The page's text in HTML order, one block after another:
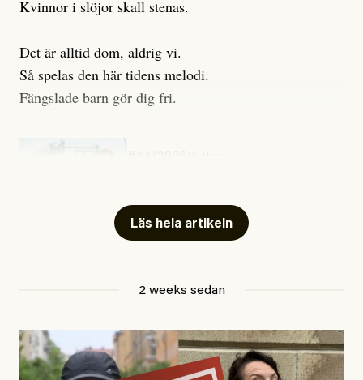
Kvinnor i slöjor skall stenas.
Det är alltid dom, aldrig vi.
Så spelas den här tidens melodi.
Fängslade barn gör dig fri.
Läs hela artikeln
2 weeks sedan